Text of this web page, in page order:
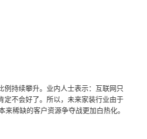
持续攀升。业内人士表示：互联网只
定不会好了。所以，未来家装行业由于
稀缺的客户资源争夺战更加白热化。